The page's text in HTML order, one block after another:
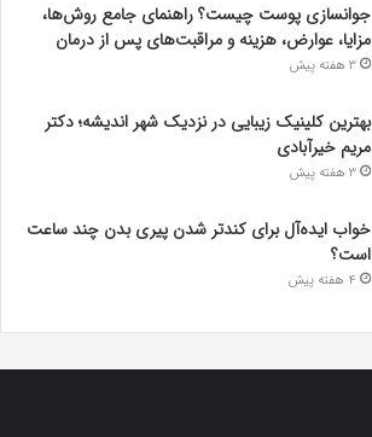
جوانسازی پوست چیست؟ راهنمای جامع روش‌ها،
مزایا، عوارض، هزینه و مراقبت‌های پس از درمان
3 هفته پیش
بهترین کلینیک زیبایی در نزدیک شهر اندیشه؛ دکتر
مریم خیرآبادی
3 هفته پیش
خواب ایده‌آل برای کندتر شدن پیری بدن چند ساعت
است؟
4 هفته پیش